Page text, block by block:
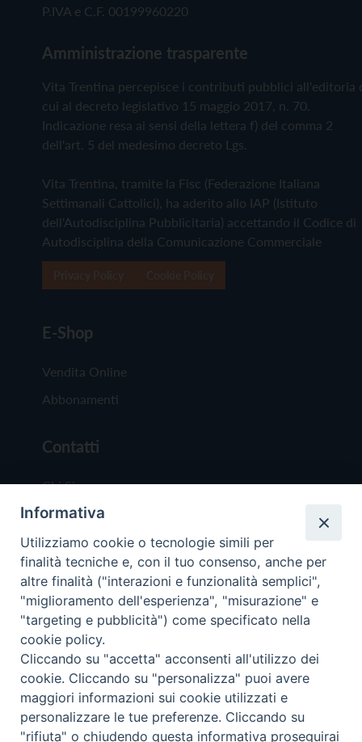
P.IVA e C.F. 00199960220
Amministrazione trasparente
Vita Trentina percepisce i contributi pubblici all'editoria
cui al decreto legislativo 15 maggio 2017, n. 70.
Indicazione resa ai sensi della lettera f) del comma 2
dell'art. 5 del medesimo decreto Lgs.
Vita Trentina, tramite la Fisc (Federazione Italiana
Settimanali Cattolici), ha aderito allo IAP (Istituto
dell'Autodisciplina Pubblicitaria) accettando il Codice di
Autodisciplina della Comunicazione Commerciale
E-Shop
Vendita Online
Abbonamenti
Contatti
Chi Siamo
Redazione
Scrivici
Copyright © 2019 - Tutti i diritti riservati - Vita
Trentina Editrice
Privacy Policy
Torna
Informativa
Utilizziamo cookie o tecnologie simili per
finalità tecniche e, con il tuo consenso, anche per
altre finalità ("interazioni e funzionalità semplici",
"miglioramento dell'esperienza", "misurazione" e
"targeting e pubblicità") come specificato nella
cookie policy.
Cliccando su "accetta" acconsenti all'utilizzo dei
cookie. Cliccando su "personalizza" puoi avere
maggiori informazioni sui cookie utilizzati e
personalizzare le tue preferenze. Cliccando su
"rifiuta" o chiudendo questa informativa proseguirai